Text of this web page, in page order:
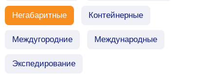
Негабаритные Контейнерные
Междугородние Международные
Экспедирование